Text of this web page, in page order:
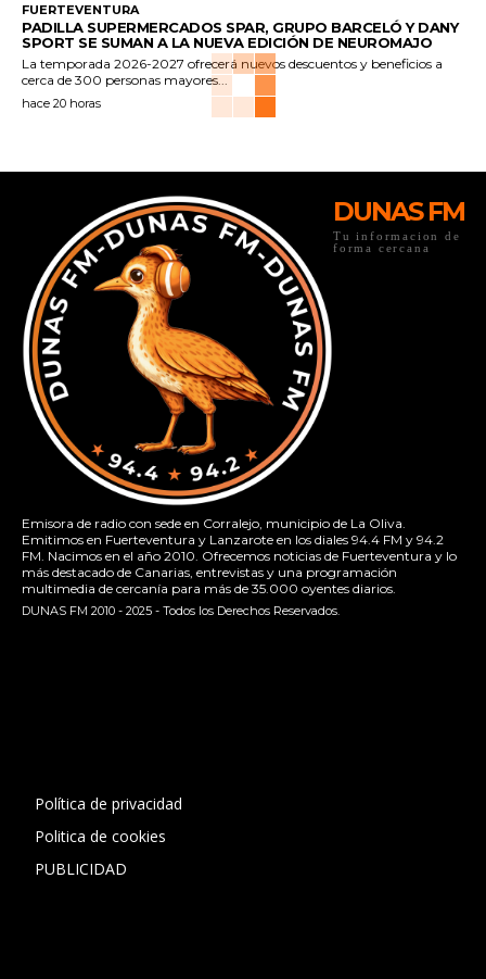
FUERTEVENTURA
PADILLA SUPERMERCADOS SPAR, GRUPO BARCELÓ Y DANY
SPORT SE SUMAN A LA NUEVA EDICIÓN DE NEUROMAJO
La temporada 2026-2027 ofrecerá nuevos descuentos y beneficios a
cerca de 300 personas mayores...
hace 20 horas
DUNAS FM
Tu informacion de
forma cercana
Emisora de radio con sede en Corralejo, municipio de La Oliva.
Emitimos en Fuerteventura y Lanzarote en los diales 94.4 FM y 94.2
FM. Nacimos en el año 2010. Ofrecemos noticias de Fuerteventura y lo
más destacado de Canarias, entrevistas y una programación
multimedia de cercanía para más de 35.000 oyentes diarios.
DUNAS FM 2010 - 2025 - Todos los Derechos Reservados.
Política de privacidad
Politica de cookies
PUBLICIDAD